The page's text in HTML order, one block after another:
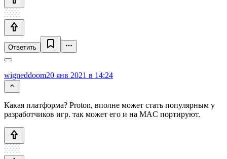
Ответить
wigneddoom20 янв 2021 в 14:24
Какая платформа? Proton, вполне может стать популярным у
разработчиков игр. так может его и на MAC портируют.